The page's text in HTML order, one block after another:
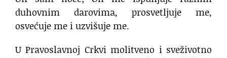
duhovnim darovima, prosvetljuje me,
osvećuje me i uzvišuje me.
U Pravoslavnoj Crkvi molitveno i sveživotno